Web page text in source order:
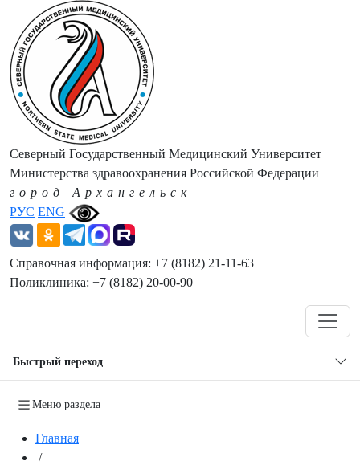
РУС ENG
Северный Государственный Медицинский Университет
Министерства здравоохранения Российской Федерации
город Архангельск
Справочная информация: +7 (8182) 21-11-63
Поликлиника: +7 (8182) 20-00-90
Быстрый переход
Меню раздела
Главная
/